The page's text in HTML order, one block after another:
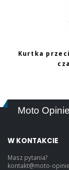
Kurtka
Moto Opinie
W KONTAKCIE
Masz pytania?
kontakt@moto-